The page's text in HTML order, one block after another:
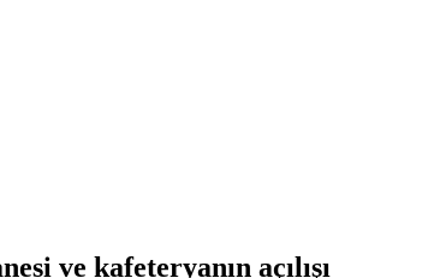
ve kafeteryanın açılışı